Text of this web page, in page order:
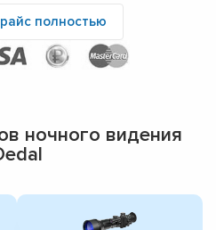
полностью
ночного видения